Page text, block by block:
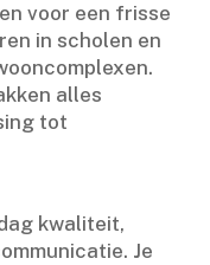
voor een frisse
in scholen en
alles
tot
kwaliteit,
Je